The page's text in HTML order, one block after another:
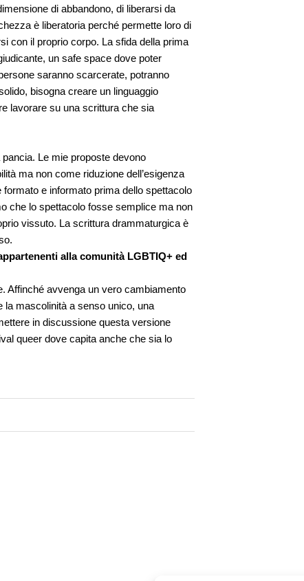
di abbandono, di liberarsi da
è liberatoria perché permette loro di
con il proprio corpo. La sfida della prima
un safe space dove poter
saranno scarcerate, potranno
bisogna creare un linguaggio
lavorare su una scrittura che sia
Le mie proposte devono
ma non come riduzione dell’esigenza
e informato prima dello spettacolo
che lo spettacolo fosse semplice ma non
vissuto. La scrittura drammaturgica è
alla comunità LGBTIQ+ ed
Affinché avvenga un vero cambiamento
la mascolinità a senso unico, una
in discussione questa versione
queer dove capita anche che sia lo